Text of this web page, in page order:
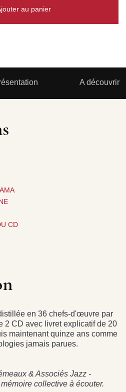
au panier
A découvrir
CD
en 36 chefs-d'œuvre par
2 CD avec livret explicatif de 20
maintenant quinze ans comme
jamais parues.
& Associés Jazz -
collective à écouter.